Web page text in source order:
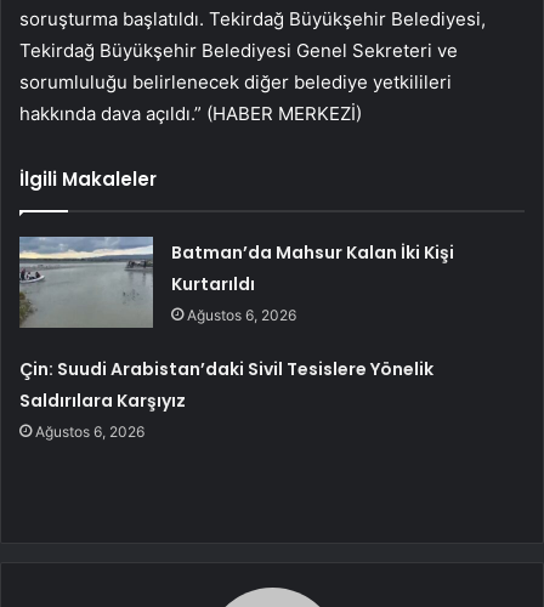
soruşturma başlatıldı. Tekirdağ Büyükşehir Belediyesi,
Tekirdağ Büyükşehir Belediyesi Genel Sekreteri ve
sorumluluğu belirlenecek diğer belediye yetkilileri
hakkında dava açıldı.” (HABER MERKEZİ)
İlgili Makaleler
Batman’da Mahsur Kalan İki Kişi
Kurtarıldı
Ağustos 6, 2026
Çin: Suudi Arabistan’daki Sivil Tesislere Yönelik
Saldırılara Karşıyız
Ağustos 6, 2026